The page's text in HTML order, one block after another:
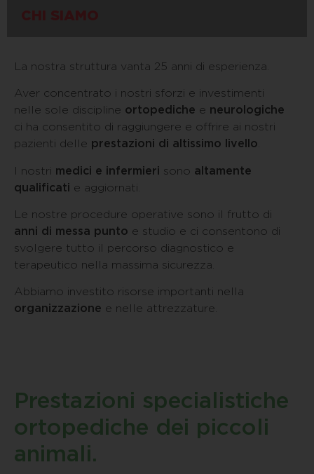
La nostra struttura vanta 25 anni di esperienza.
Aver concentrato i nostri sforzi e investimenti
nelle sole discipline ortopediche e neurologiche
ci ha consentito di raggiungere e offrire ai nostri
pazienti delle prestazioni di altissimo livello.
I nostri medici e infermieri sono altamente
qualificati e aggiornati.
Le nostre procedure operative sono il frutto di
anni di messa punto e studio e ci consentono di
svolgere tutto il percorso diagnostico e
terapeutico nella massima sicurezza.
Abbiamo investito risorse importanti nella
organizzazione e nelle attrezzature.
Prestazioni specialistiche
ortopediche dei piccoli
animali.